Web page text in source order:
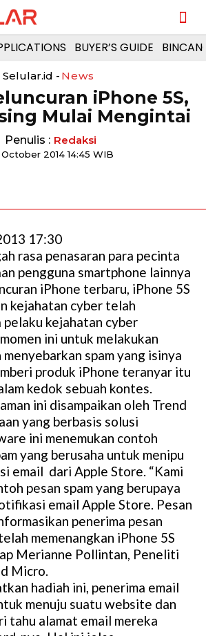
BUYER’S GUIDE
Selular.id - News
iPhone 5S,
Mulai Mengintai
Penulis : Redaksi
October 2014 14:45 WIB
17:30
rasa penasaran para pecinta
pengguna smartphone lainnya
iPhone terbaru, iPhone 5S
kejahatan cyber telah
pelaku kejahatan cyber
ini untuk melakukan
spam yang isinya
produk iPhone teranyar itu
kedok sebuah kontes.
ini disampaikan oleh Trend
yang berbasis solusi
ini menemukan contoh
yang berusaha untuk menipu
email dari Apple Store. “Kami
pesan spam yang berupaya
email Apple Store. Pesan
penerima pesan
memenangkan iPhone 5S
Merianne Pollintan, Peneliti
Micro.
hadiah ini, penerima email
menuju suatu website dan
tahu alamat email mereka